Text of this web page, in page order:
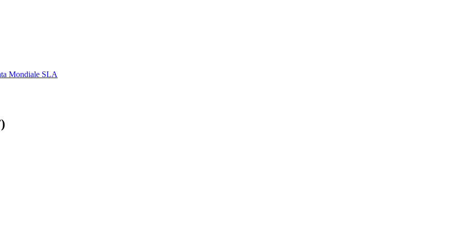
Mondiale SLA